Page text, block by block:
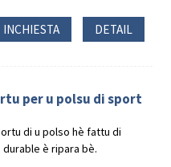
INCHIESTA DETAIL
per u polsu di sport
di u polso hè fattu di
è ripara bè.